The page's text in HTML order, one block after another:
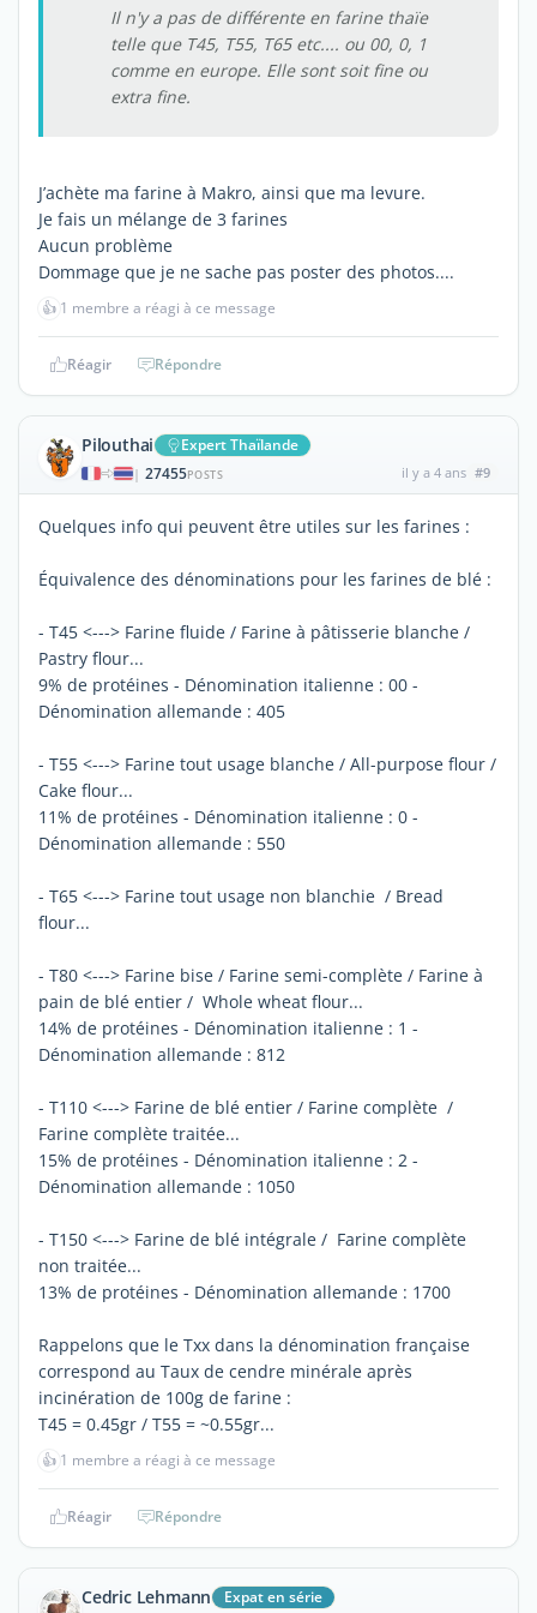
Il n'y a pas de différente en farine thaïe
telle que T45, T55, T65 etc.... ou 00, 0, 1
comme en europe. Elle sont soit fine ou
extra fine.
J’achète ma farine à Makro, ainsi que ma levure.
Je fais un mélange de 3 farines
Aucun problème
Dommage que je ne sache pas poster des photos....
👍 1 membre a réagi à ce message
Réagir Répondre
Pilouthai Expert Thaïlande
| 27455POSTS il y a 4 ans #9
Quelques info qui peuvent être utiles sur les farines :
Équivalence des dénominations pour les farines de blé :
- T45 <---> Farine fluide / Farine à pâtisserie blanche /
Pastry flour...
9% de protéines - Dénomination italienne : 00 -
Dénomination allemande : 405
- T55 <---> Farine tout usage blanche / All-purpose flour /
Cake flour...
11% de protéines - Dénomination italienne : 0 -
Dénomination allemande : 550
- T65 <---> Farine tout usage non blanchie / Bread
flour...
- T80 <---> Farine bise / Farine semi-complète / Farine à
pain de blé entier / Whole wheat flour...
14% de protéines - Dénomination italienne : 1 -
Dénomination allemande : 812
- T110 <---> Farine de blé entier / Farine complète /
Farine complète traitée...
15% de protéines - Dénomination italienne : 2 -
Dénomination allemande : 1050
- T150 <---> Farine de blé intégrale / Farine complète
non traitée...
13% de protéines - Dénomination allemande : 1700
Rappelons que le Txx dans la dénomination française
correspond au Taux de cendre minérale après
incinération de 100g de farine :
T45 = 0.45gr / T55 = ~0.55gr...
👍 1 membre a réagi à ce message
Réagir Répondre
Cedric Lehmann Expat en série